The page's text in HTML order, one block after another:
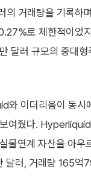
거래량을 기록하
로 제한적이었
달러 규모의 중대형
이더리움이 동시
여줬다.
물연계 자산을 아
러, 거래량 165억